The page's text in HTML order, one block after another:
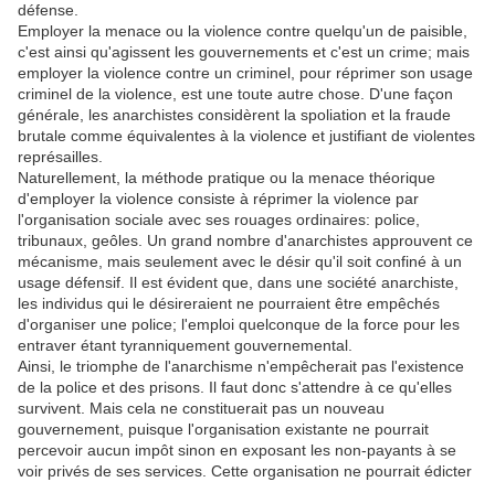
défense.
Employer la menace ou la violence contre quelqu'un de paisible,
c'est ainsi qu'agissent les gouvernements et c'est un crime; mais
employer la violence contre un criminel, pour réprimer son usage
criminel de la violence, est une toute autre chose. D'une façon
générale, les anarchistes considèrent la spoliation et la fraude
brutale comme équivalentes à la violence et justifiant de violentes
représailles.
Naturellement, la méthode pratique ou la menace théorique
d'employer la violence consiste à réprimer la violence par
l'organisation sociale avec ses rouages ordinaires: police,
tribunaux, geôles. Un grand nombre d'anarchistes approuvent ce
mécanisme, mais seulement avec le désir qu'il soit confiné à un
usage défensif. Il est évident que, dans une société anarchiste,
les individus qui le désireraient ne pourraient être empêchés
d'organiser une police; l'emploi quelconque de la force pour les
entraver étant tyranniquement gouvernemental.
Ainsi, le triomphe de l'anarchisme n'empêcherait pas l'existence
de la police et des prisons. Il faut donc s'attendre à ce qu'elles
survivent. Mais cela ne constituerait pas un nouveau
gouvernement, puisque l'organisation existante ne pourrait
percevoir aucun impôt sinon en exposant les non-payants à se
voir privés de ses services. Cette organisation ne pourrait édicter